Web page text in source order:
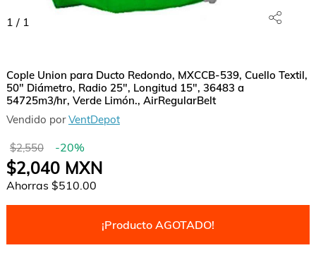
1 / 1
Cople Union para Ducto Redondo, MXCCB-539, Cuello Textil,
50" Diámetro, Radio 25", Longitud 15", 36483 a
54725m3/hr, Verde Limón., AirRegularBelt
Vendido porVentDepot
$2,550 -20%
$2,040MXN
Ahorras $510.00
¡Producto AGOTADO!